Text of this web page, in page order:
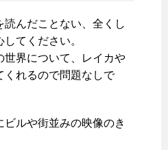
読んだことない、全くし
てください。
世界について、レイカや
くれるので問題なしで
ルや街並みの映像のき